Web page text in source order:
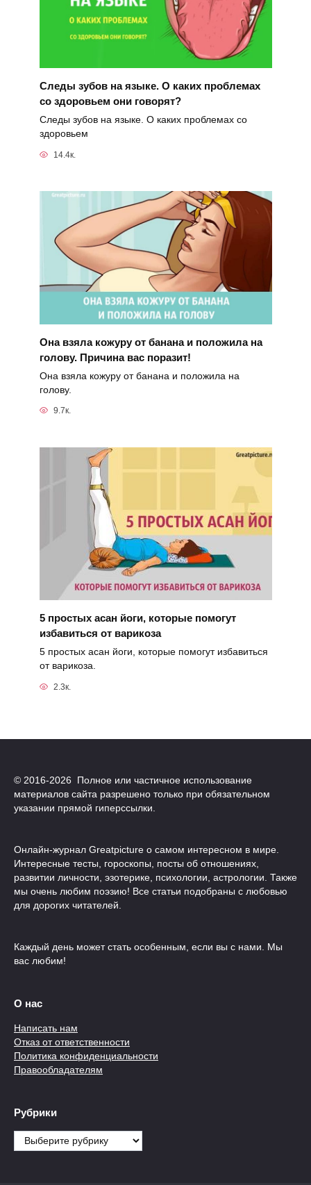
Следы зубов на языке. О каких проблемах
со здоровьем они говорят?
Следы зубов на языке. О каких проблемах со
здоровьем
14.4к.
Она взяла кожуру от банана и положила на
голову. Причина вас поразит!
Она взяла кожуру от банана и положила на
голову.
9.7к.
5 простых асан йоги, которые помогут
избавиться от варикоза
5 простых асан йоги, которые помогут избавиться
от варикоза.
2.3к.
© 2016-2026 Полное или частичное использование
материалов сайта разрешено только при обязательном
указании прямой гиперссылки.
Онлайн-журнал Greatpicture о самом интересном в мире.
Интересные тесты, гороскопы, посты об отношениях,
развитии личности, эзотерике, психологии, астрологии. Также
мы очень любим поэзию! Все статьи подобраны с любовью
для дорогих читателей.
Каждый день может стать особенным, если вы с нами. Мы
вас любим!
О нас
Написать нам
Отказ от ответственности
Политика конфиденциальности
Правообладателям
Рубрики
Рубрики